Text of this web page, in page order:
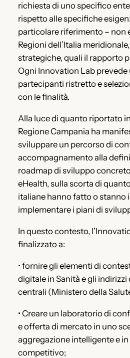
richiesta di uno specifico
rispetto alle specifiche
particolare riferimento – non
Regioni dell’Italia
strategiche, quali il rapporto
Ogni Innovation Lab prevede
partecipanti ristretto e
con le finalità.
Alla luce di quanto riportato
Regione Campania ha
sviluppare un percorso di
accompagnamento alla
roadmap di sviluppo
eHealth, sulla scorta di
italiane hanno fatto o stanno
implementare i piani di
In questo contesto,
finalizzato a:
• fornire gli elementi di
digitale in Sanità e gli
centrali (Ministero della
• Creare un laboratorio di
e offerta di mercato in uno
aggregazione intelligente e
competitivo;